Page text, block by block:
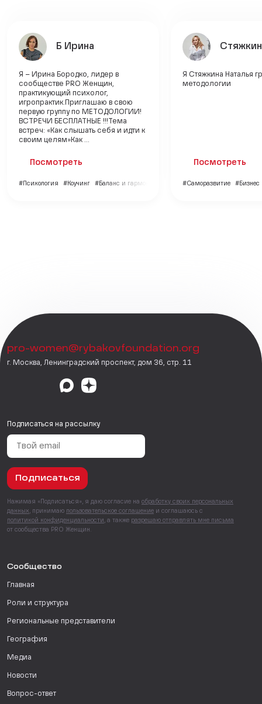
Б Ирина
Я – Ирина Бородко, лидер в
сообществе PRO Женщин,
практикующий психолог,
игропрактик.Приглашаю в свою
первую группу по МЕТОДОЛОГИИ!
ВСТРЕЧИ БЕСПЛАТНЫЕ !!!Тема
встреч: «Как слышать себя и идти к
своим целям»Как ...
Посмотреть
#Психология #Коучинг #Баланс и гармония
Я Стяжкина Наталья
методологии
Посмотреть
#Саморазвитие #Бизнес
pro-women@rybakovfoundation.org
г. Москва, Ленинградский проспект, дом 36, стр. 11
Подписаться на рассылку
Подписаться
Нажимая «Подписаться», я даю согласие на обработку своих персональных
данных , принимаю пользовательское соглашение и соглашаюсь с
политикой конфиденциальности , а также разрешаю отправлять мне письма
от сообщества PRO Женщин.
Сообщество
Главная
Роли и структура
Региональные представители
География
Медиа
Новости
Вопрос-ответ